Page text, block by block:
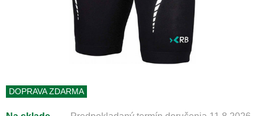
DOPRAVA ZDARMA